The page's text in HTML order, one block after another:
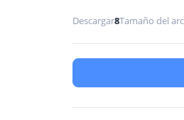
Descargar8Tamaño del